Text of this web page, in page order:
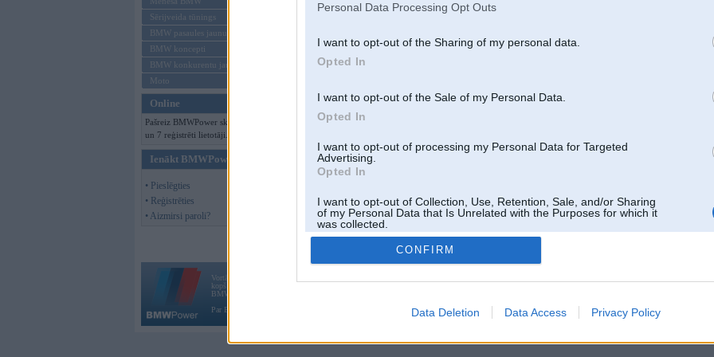
Personal Data Processing Opt Outs
I want to opt-out of the Sharing of my personal data.
Opted In
I want to opt-out of the Sale of my Personal Data.
Opted In
I want to opt-out of processing my Personal Data for Targeted
Advertising.
Opted In
I want to opt-out of Collection, Use, Retention, Sale, and/or Sharing
of my Personal Data that Is Unrelated with the Purposes for which it
was collected.
Opted Out
CONFIRM
Data Deletion Data Access Privacy Policy
Sērijveida tūnings
BMW pasaules jaunumi
BMW koncepti
BMW konkurentu jaunumi
Moto
Online
Pašreiz BMWPower skatās 90 viesi
un 7 reģistrēti lietotāji.
Ienākt BMWPower
• Pieslēgties
• Reģistrēties
• Aizmirsi paroli?
Vortāls BMWPower.lv darbojas
kopš 2002. gada 14. maija. Tas nav auto klubs un nav saistīts ar
BMW AG.
Par BMWPower